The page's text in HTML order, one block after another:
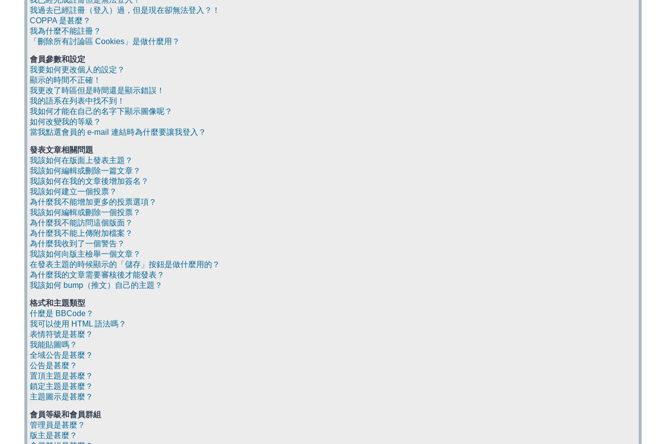
我過去已經註冊（登入）過，但是現在卻無法登入？！
COPPA 是甚麼？
我為什麼不能註冊？
「刪除所有討論區 Cookies」是做什麼用？
會員參數和設定
我要如何更改個人的設定？
顯示的時間不正確！
我更改了時區但是時間還是顯示錯誤！
我的語系在列表中找不到！
我如何才能在自己的名字下顯示圖像呢？
如何改變我的等級？
當我點選會員的 e-mail 連結時為什麼要讓我登入？
發表文章相關問題
我該如何在版面上發表主題？
我該如何編輯或刪除一篇文章？
我該如何在我的文章後增加簽名？
我該如何建立一個投票？
為什麼我不能增加更多的投票選項？
我該如何編輯或刪除一個投票？
為什麼我不能訪問這個版面？
為什麼我不能上傳附加檔案？
為什麼我收到了一個警告？
我該如何向版主檢舉一個文章？
在發表主題的時候顯示的「儲存」按鈕是做什麼用的？
為什麼我的文章需要審核後才能發表？
我該如何 bump（推文）自己的主題？
格式和主題類型
什麼是 BBCode？
我可以使用 HTML 語法嗎？
表情符號是甚麼？
我能貼圖嗎？
全域公告是甚麼？
公告是甚麼？
置頂主題是甚麼？
鎖定主題是甚麼？
主題圖示是甚麼？
會員等級和會員群組
管理員是甚麼？
版主是甚麼？